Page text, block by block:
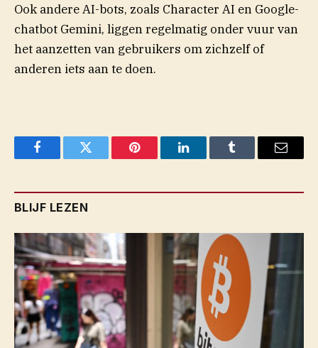
Ook andere AI-bots, zoals Character AI en Google-
chatbot Gemini, liggen regelmatig onder vuur van
het aanzetten van gebruikers om zichzelf of
anderen iets aan te doen.
FacebookTwitter Pinterest LinkedInTumblr Email
BLIJF LEZEN